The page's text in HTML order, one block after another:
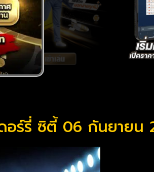
อร์รี่ ซิตี้ 06 กันยายน